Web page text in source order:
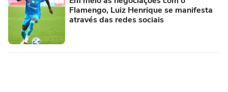
Flamengo, Luiz Henrique se manifesta
através das redes sociais